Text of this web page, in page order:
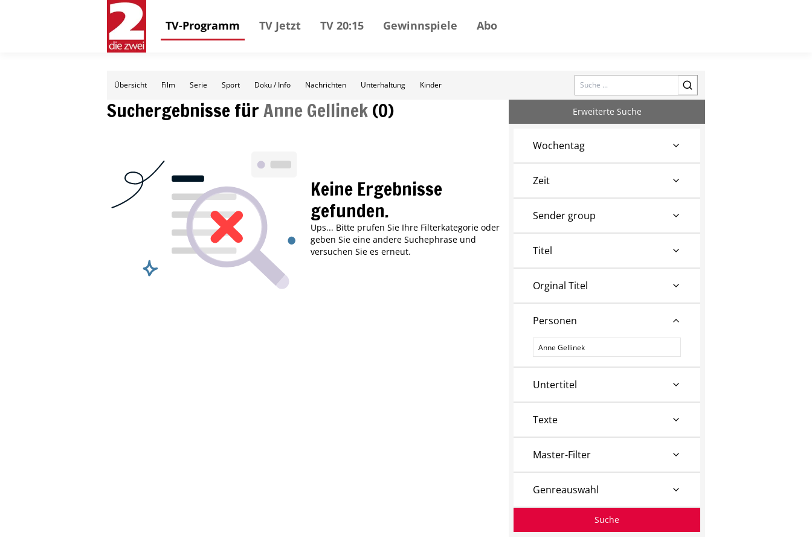
TV-Programm TV Jetzt TV 20:15 Gewinnspiele Abo
Übersicht Film Serie Sport Doku / Info Nachrichten Unterhaltung Kinder Search
Suchergebnisse fürAnne Gellinek(0)
Keine Ergebnisse
gefunden.
Ups... Bitte prufen Sie Ihre Filterkategorie oder
geben Sie eine andere Suchephrase und
versuchen Sie es erneut.
Erweiterte Suche
Wochentag
Zeit
Sender group
Titel
Orginal Titel
Personen
Personen
Untertitel
Texte
Master-Filter
Genreauswahl
Suche